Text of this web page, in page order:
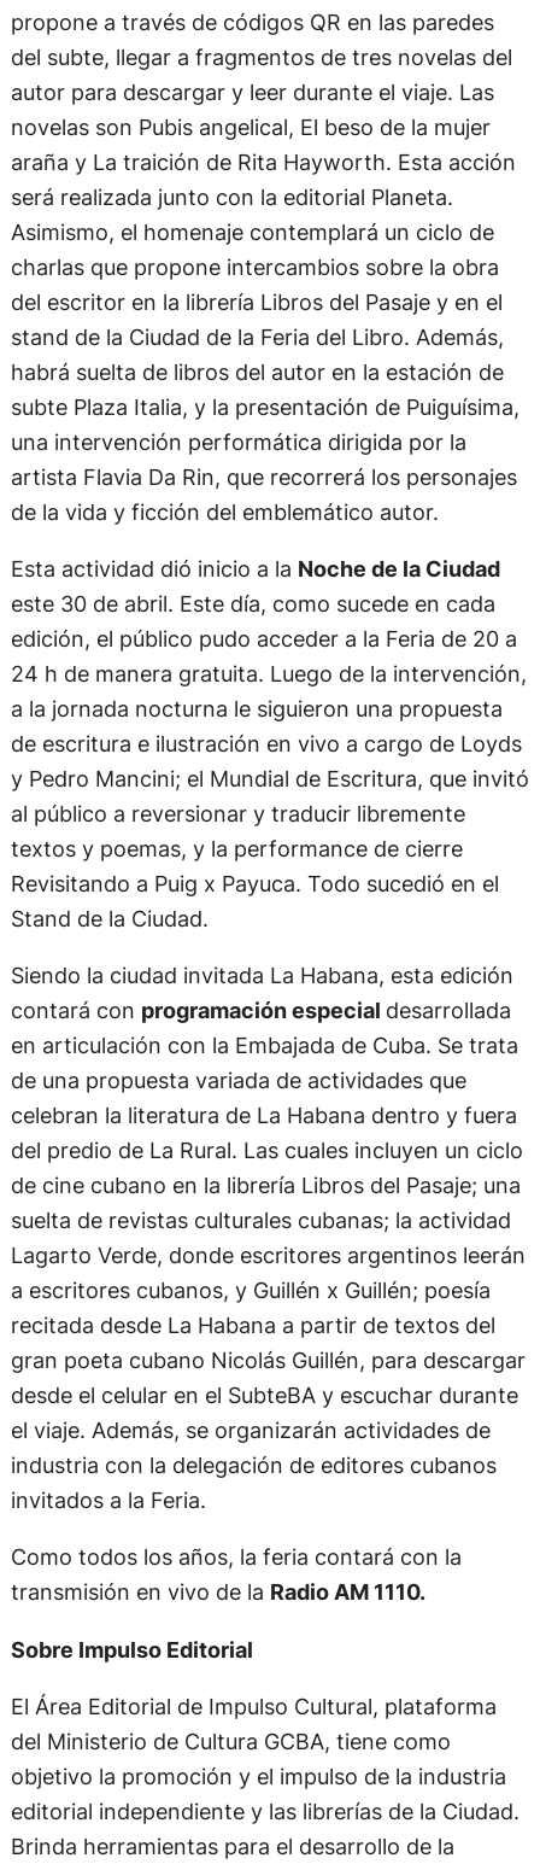
propone a través de códigos QR en las paredes
del subte, llegar a fragmentos de tres novelas del
autor para descargar y leer durante el viaje. Las
novelas son Pubis angelical, El beso de la mujer
araña y La traición de Rita Hayworth. Esta acción
será realizada junto con la editorial Planeta.
Asimismo, el homenaje contemplará un ciclo de
charlas que propone intercambios sobre la obra
del escritor en la librería Libros del Pasaje y en el
stand de la Ciudad de la Feria del Libro. Además,
habrá suelta de libros del autor en la estación de
subte Plaza Italia, y la presentación de Puiguísima,
una intervención performática dirigida por la
artista Flavia Da Rin, que recorrerá los personajes
de la vida y ficción del emblemático autor.
Esta actividad dió inicio a la Noche de la Ciudad
este 30 de abril. Este día, como sucede en cada
edición, el público pudo acceder a la Feria de 20 a
24 h de manera gratuita. Luego de la intervención,
a la jornada nocturna le siguieron una propuesta
de escritura e ilustración en vivo a cargo de Loyds
y Pedro Mancini; el Mundial de Escritura, que invitó
al público a reversionar y traducir libremente
textos y poemas, y la performance de cierre
Revisitando a Puig x Payuca. Todo sucedió en el
Stand de la Ciudad.
Siendo la ciudad invitada La Habana, esta edición
contará con programación especial desarrollada
en articulación con la Embajada de Cuba. Se trata
de una propuesta variada de actividades que
celebran la literatura de La Habana dentro y fuera
del predio de La Rural. Las cuales incluyen un ciclo
de cine cubano en la librería Libros del Pasaje; una
suelta de revistas culturales cubanas; la actividad
Lagarto Verde, donde escritores argentinos leerán
a escritores cubanos, y Guillén x Guillén; poesía
recitada desde La Habana a partir de textos del
gran poeta cubano Nicolás Guillén, para descargar
desde el celular en el SubteBA y escuchar durante
el viaje. Además, se organizarán actividades de
industria con la delegación de editores cubanos
invitados a la Feria.
Como todos los años, la feria contará con la
transmisión en vivo de la Radio AM 1110.
Sobre Impulso Editorial
El Área Editorial de Impulso Cultural, plataforma
del Ministerio de Cultura GCBA, tiene como
objetivo la promoción y el impulso de la industria
editorial independiente y las librerías de la Ciudad.
Brinda herramientas para el desarrollo de la